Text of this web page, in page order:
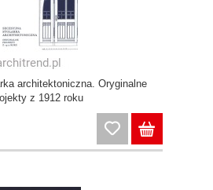
architektoniczna. Oryginalne
z 1912 roku